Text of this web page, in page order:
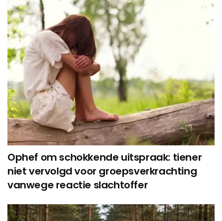
Ophef om schokkende uitspraak: tiener
niet vervolgd voor groepsverkrachting
vanwege reactie slachtoffer